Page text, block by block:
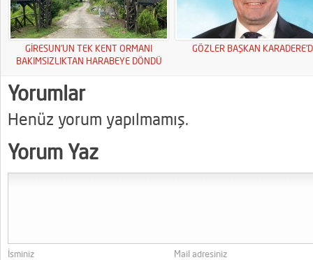
GİRESUN’UN TEK KENT ORMANI
BAKIMSIZLIKTAN HARABEYE DÖNDÜ
GÖZLER BAŞKAN
Yorumlar
Henüz yorum yapılmamış.
Yorum Yaz
İsminiz Mail adresiniz